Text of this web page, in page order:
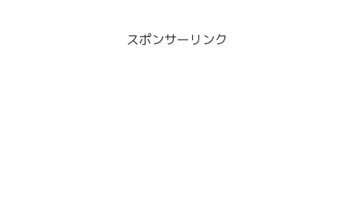
スポンサーリンク